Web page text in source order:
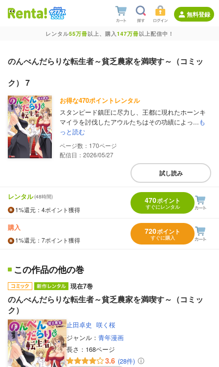
無料登録
レンタル55万冊以上、購入147万冊以上配信中！
のんべんだらりな転生者～貧乏農家を満喫す～（コミッ
ク） 7
お得な470ポイントレンタル
スタンピード鎮圧に尽力し、王都に現れたホーンキ
マイラを討伐したアウルたちはその功績によっ...も
っと読む
170
配信日：2026/05/27
試し読み
レンタル(48時間)
1%還元 ：4ポイント獲得
470ポイント
すぐにレンタル
購入
1%還元 ：7ポイント獲得
720ポイント
すぐに購入
この作品の他の巻
現在7巻
のんべんだらりな転生者～貧乏農家を満喫す～（コミッ
ク）
止田卓史 咲く桜
ジャンル： 青年漫画
長さ： 168ページ
3.6 (28件)